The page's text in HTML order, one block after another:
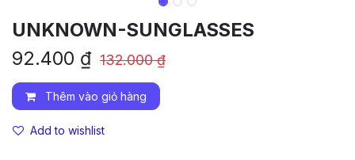
UNKNOWN-SUNGLASSES
92.400 ₫ 132.000₫
Thêm vào giỏ hàng
Add to wishlist